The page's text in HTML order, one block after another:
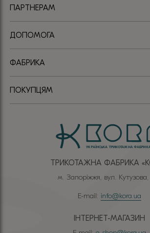
ТРИКОТАЖНА ФАБРИКА
м. Запоріжжя, вул.
E-mail: info@kora.ua
ІНТЕРНЕТ-МАГАЗИН
ПАРТНЕРАМ
ДОПОМОГА
ФАБРИКА
ПОКУПЦЯМ